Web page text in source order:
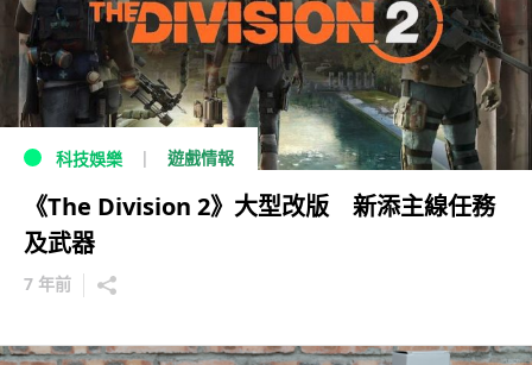
科技娛樂 遊戲情報
《The Division 2》大型改版 新添主線任務
及武器
7 年前